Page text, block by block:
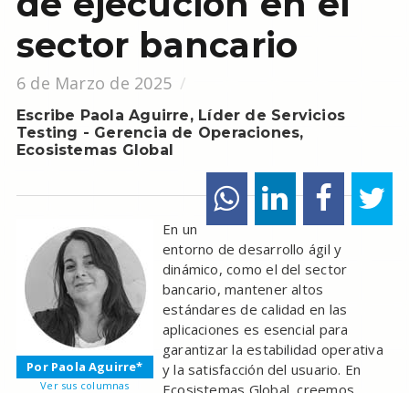
sector bancario
6 de Marzo de 2025
Escribe Paola Aguirre, Líder de Servicios
Testing - Gerencia de Operaciones,
Ecosistemas Global
Por Paola Aguirre*
Ver sus columnas
En un
entorno de desarrollo ágil y
dinámico, como el del sector
bancario, mantener altos
estándares de calidad en las
aplicaciones es esencial para
garantizar la estabilidad operativa
y la satisfacción del usuario. En